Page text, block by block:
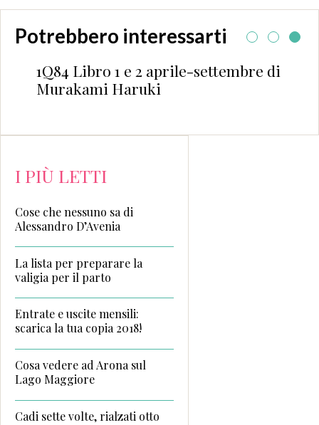
Potrebbero interessarti
1Q84 Libro 1 e 2 aprile-settembre di
Murakami Haruki
I PIÙ LETTI
Cose che nessuno sa di
Alessandro D’Avenia
La lista per preparare la
valigia per il parto
Entrate e uscite mensili:
scarica la tua copia 2018!
Cosa vedere ad Arona sul
Lago Maggiore
Cadi sette volte, rialzati otto